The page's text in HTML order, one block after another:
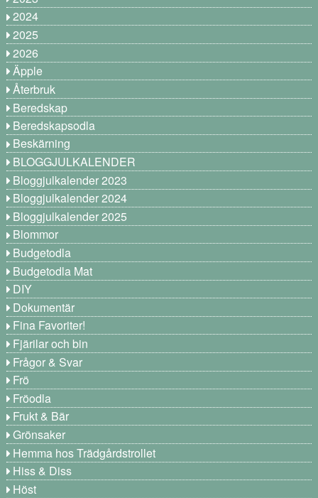
2024
2025
2026
Äpple
Återbruk
Beredskap
Beredskapsodla
Beskärning
BLOGGJULKALENDER
Bloggjulkalender 2023
Bloggjulkalender 2024
Bloggjulkalender 2025
Blommor
Budgetodla
Budgetodla Mat
DIY
Dokumentär
Fina Favoriter!
Fjärilar och bin
Frågor & Svar
Frö
Fröodla
Frukt & Bär
Grönsaker
Hemma hos Trädgårdstrollet
Hiss & Diss
Höst